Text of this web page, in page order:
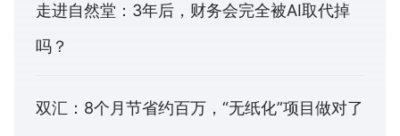
走进自然堂：3年后，财务会完全被AI取代掉
吗？
双汇：8个月节省约百万，“无纸化”项目做对了